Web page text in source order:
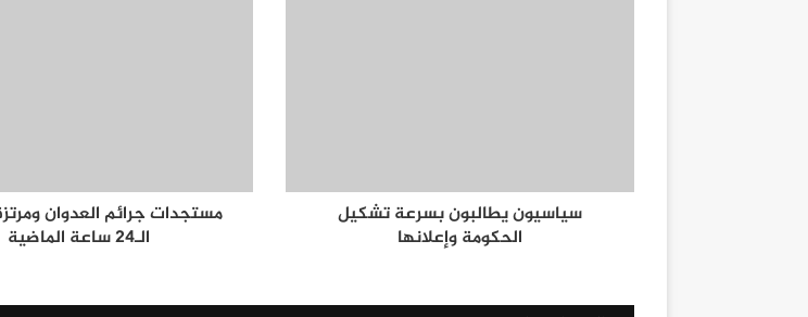
سياسيون يطالبون بسرعة تشكيل
الحكومة وإعلانها
مستجدات جرائم العدوان
الـ24 ساعة الماضية